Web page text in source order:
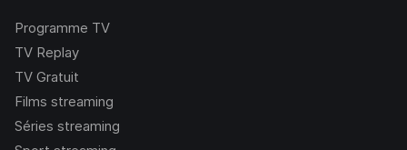
Programme TV
TV Replay
TV Gratuit
Films streaming
Séries streaming